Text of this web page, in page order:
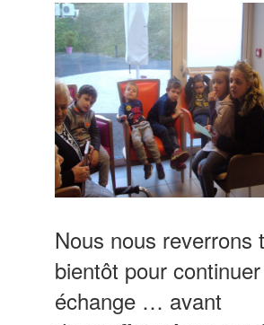
Nous nous reverrons
bientôt pour
échange … avant